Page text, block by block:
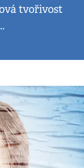
tvořivost